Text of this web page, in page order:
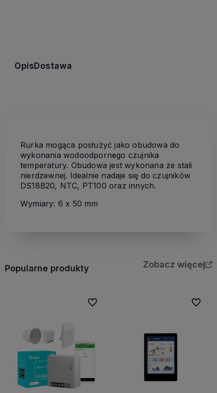
OpisDostawa
Rurka mogąca posłużyć jako obudowa do
wykonania wodoodpornego czujnika
temperatury. Obudowa jest wykonana ze stali
nierdzewnej. Idealnie nadaje się do czujników
DS18B20, NTC, PT100 oraz innych.
Wymiary: 6 x 50 mm
Popularne produkty Zobacz więcej
Do ulubionych Do